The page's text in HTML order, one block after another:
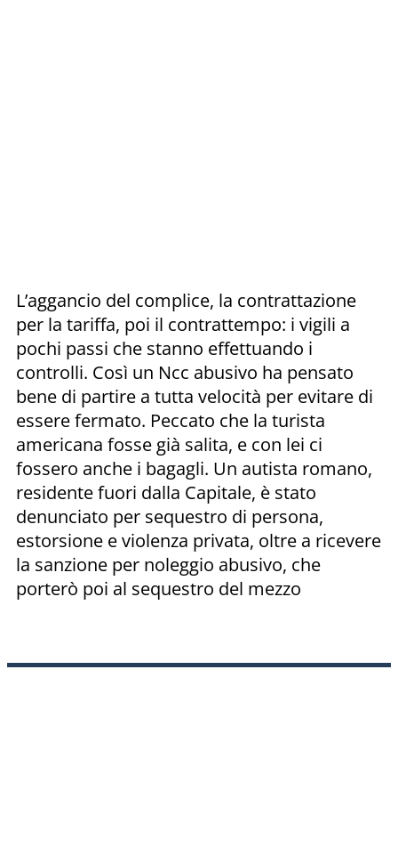
L’aggancio del complice, la contrattazione
per la tariffa, poi il contrattempo: i vigili a
pochi passi che stanno effettuando i
controlli. Così un Ncc abusivo ha pensato
bene di partire a tutta velocità per evitare di
essere fermato. Peccato che la turista
americana fosse già salita, e con lei ci
fossero anche i bagagli. Un autista romano,
residente fuori dalla Capitale, è stato
denunciato per sequestro di persona,
estorsione e violenza privata, oltre a ricevere
la sanzione per noleggio abusivo, che
porterò poi al sequestro del mezzo